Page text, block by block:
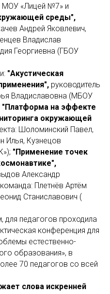
МОУ «Лицей №7» и
среды",
Андрей Яковлевич,
Владислав
Георгиевна (ГБОУ
"Акустическая
руководитель
Владиславовна (МБОУ
"Платформа на эффекте
окружающей
Шоломинский Павел,
Илья, Кузнецов
"Применение точек
Александр
Плетнёв Артём
Станиславович (
для педагогов проходила
конференция для
естественно-
образования», в
70 педагогов со всей
слова искренней